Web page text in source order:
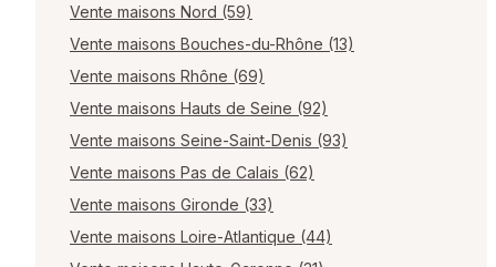
Vente maisons Nord (59)
Vente maisons Bouches-du-Rhône (13)
Vente maisons Rhône (69)
Vente maisons Hauts de Seine (92)
Vente maisons Seine-Saint-Denis (93)
Vente maisons Pas de Calais (62)
Vente maisons Gironde (33)
Vente maisons Loire-Atlantique (44)